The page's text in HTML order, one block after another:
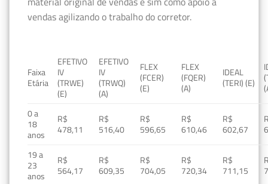
vendas agilizando o trabalho do corretor.
Faixa
Etária
EFETIVO
IV
(TRWE)
(E)
EFETIVO
IV
(TRWQ)
(A)
FLEX
(FCER)
(E)
FLEX
(FQER)
(A)
IDEAL
(TERI) (E)
0 a
18
anos
R$
478,11
R$
516,40
R$
596,65
R$
610,46
R$
602,67
19 a
23
anos
R$
564,17
R$
609,35
R$
704,05
R$
720,34
R$
711,15